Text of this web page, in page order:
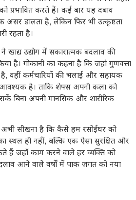
प्रभावित करते हैं। कई बार यह दबाव
असर डालता है, लेकिन फिर भी उत्कृष्टता
रहता है।
ने खाद्य उद्योग में सकारात्मक बदलाव की
है। गोकानी का कहना है कि जहां गुणवत्ता
वहीं कर्मचारियों की भलाई और सहायक
आवश्यक है। ताकि शेफ्स अपनी कला को
बिना अपनी मानसिक और शारीरिक
अभी सीखना है कि कैसे हम रसोईघर को
स्थल ही नहीं, बल्कि एक ऐसा सुरक्षित और
हैं जहाँ काम करने वाले हर व्यक्ति को
आने वाले वर्षों में पाक जगत को नया